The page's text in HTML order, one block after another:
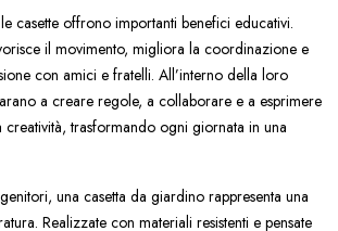
casette offrono importanti benefici educativi.
il movimento, migliora la coordinazione e
con amici e fratelli. All’interno della loro
a creare regole, a collaborare e a esprimere
trasformando ogni giornata in una
una casetta da giardino rappresenta una
Realizzate con materiali resistenti e pensate